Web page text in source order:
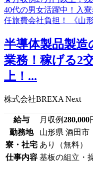
半導体製品製
業務！稼げる2
上！...
株式会社BREXA Next
給与 月収例280,000
勤務地
山形県 酒田市
寮・社宅 あり（無料）
仕事内容 基板の組立・